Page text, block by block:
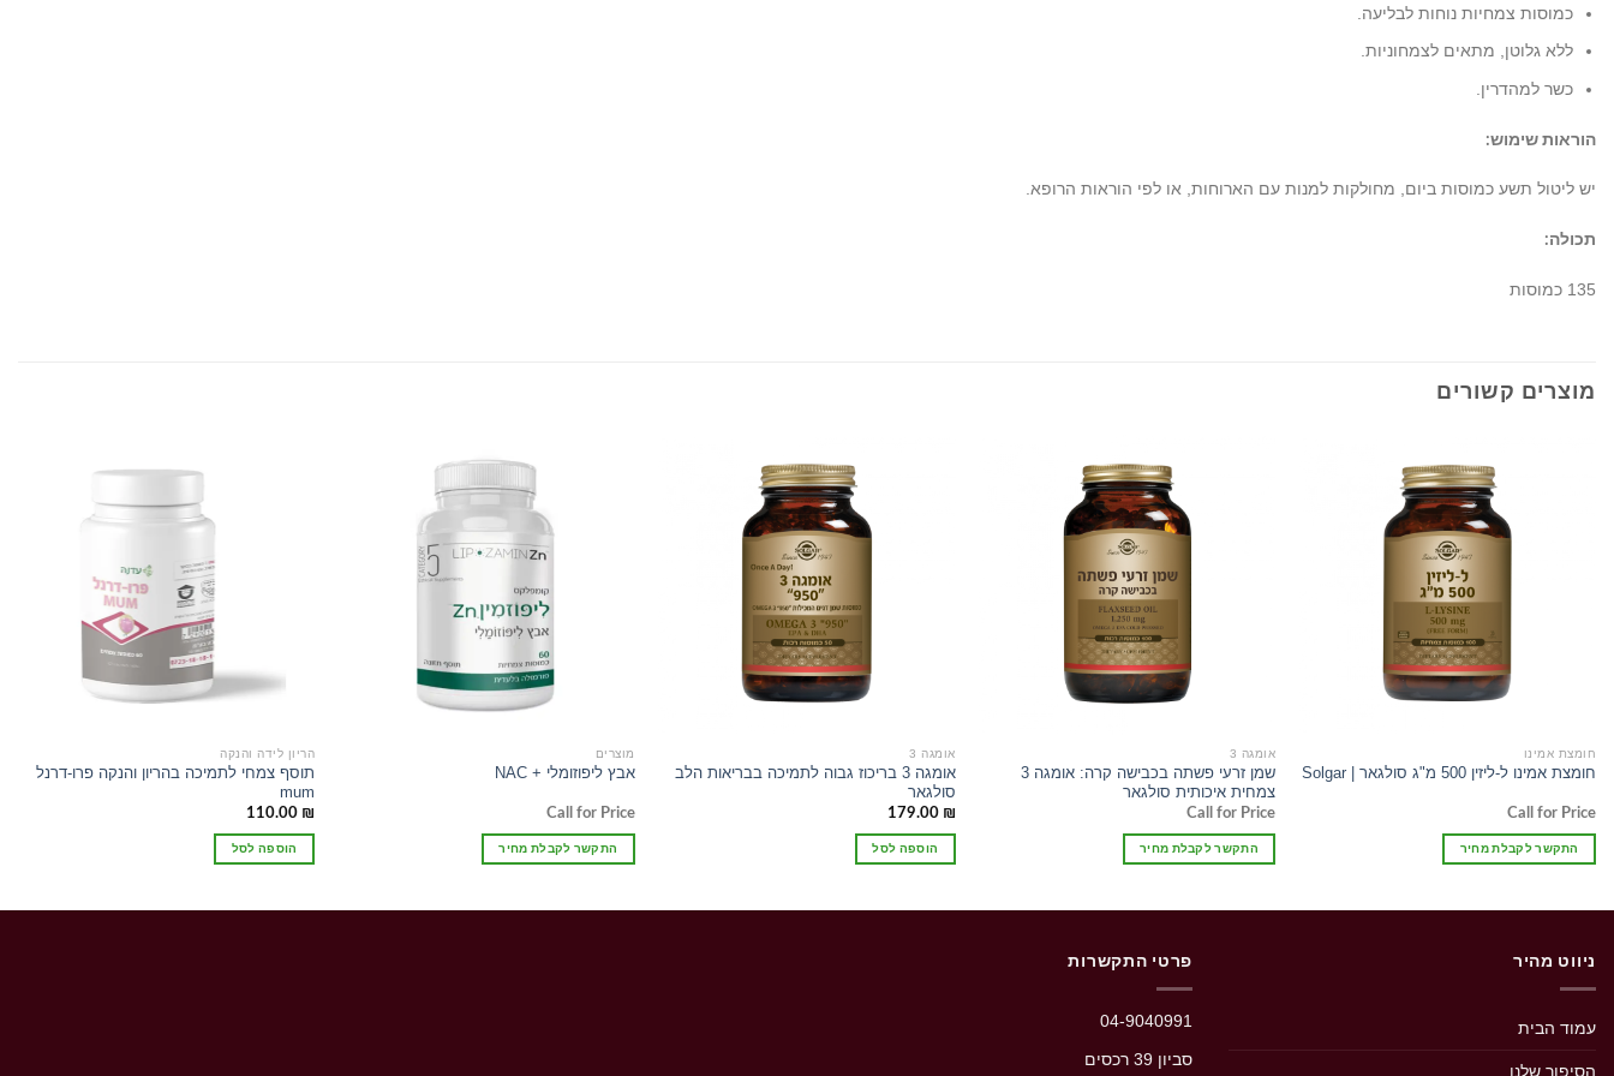
כמוסות צמחיות נוחות לבליעה.
ללא גלוטן, מתאים לצמחוניות.
כשר למהדרין.
הוראות שימוש:
יש ליטול תשע כמוסות ביום, מחולקות למנות עם הארוחות, או לפי הוראות הרופא.
תכולה:
135 כמוסות
מוצרים קשורים
חומצת אמינו
חומצת אמינו ל-ליזין 500 מ"ג סולגאר | Solgar
Call for Price
התקשר לקבלת מחיר
אומגה 3
שמן זרעי פשתה בכבישה קרה: אומגה 3
צמחית איכותית סולגאר
Call for Price
התקשר לקבלת מחיר
אומגה 3
אומגה 3 בריכוז גבוה לתמיכה בבריאות הלב
סולגאר
179.00 ₪
הוספה לסל
מוצרים
אבץ ליפוזומלי + NAC
Call for Price
התקשר לקבלת מחיר
הריון לידה והנקה
תוסף צמחי לתמיכה בהריון והנקה פרו-דרנל
mum
110.00 ₪
הוספה לסל
ניווט מהיר
עמוד הבית
הסיפור שלנו
פרטי התקשרות
04-9040991
סביון 39 רכסים‭